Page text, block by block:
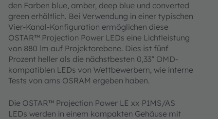
den Farben blue, amber, deep blue und converted
green erhältlich. Bei Verwendung in einer typischen
Vier-Kanal-Konfiguration ermöglichen diese
OSTAR™ Projection Power LEDs eine Lichtleistung
von 880 lm auf Projektorebene. Dies ist fünf
Prozent heller als die nächstbesten 0,33“ DMD-
kompatiblen LEDs von Wettbewerbern, wie interne
Tests von ams OSRAM ergeben haben.
Die OSTAR™ Projection Power LE xx P1MS/AS
LEDs werden in einem kompakten Gehäuse mit